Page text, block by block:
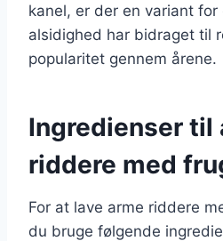
kanel, er der en variant for
alsidighed har bidraget til
popularitet gennem årene.
Ingredienser til
riddere med
For at lave arme riddere
du bruge følgende